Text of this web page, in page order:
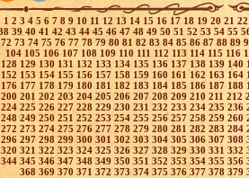
1 2 3 4 5 6 7 8 9 10 11 12 13 14 15 16 17 18 19 20 21
39 40 41 42 43 44 45 46 47 48 49 50 51 52 53 54 55
72 73 74 75 76 77 78 79 80 81 82 83 84 85 86 87 88 89
104 105 106 107 108 109 110 111 112 113 114 115 116
128 129 130 131 132 133 134 135 136 137 138 139 140
152 153 154 155 156 157 158 159 160 161162 163 164
176 177 178 179 180 181 182 183 184 185 186 187 188
200 201 202 203 204 205 206 207 208 209 210 211 212
224 225 226 227 228 229 230 231 232 233 234 235 236
248 249 250 251 252 253254 255 256 257 258 259 260
272 273 274 275 276 277 278 279 280 281 282 283 284
296 297 298 299 300 301 302 303 304 305 306 307 308
320 321 322 323 324 325 326 327 328 329 330 331 332
344 345 346 347 348 349 350 351 352 353 354 355 356
368 369 370 371 372 373 374 375 376 377 378 379